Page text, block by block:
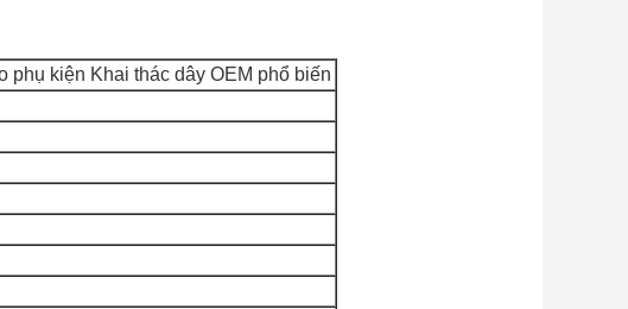
phụ kiện Khai thác dây OEM phổ biến